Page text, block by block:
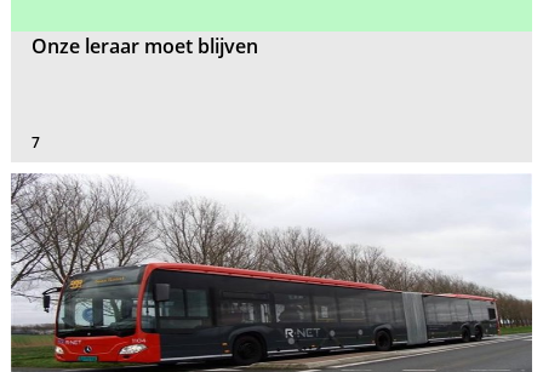
Onze leraar moet blijven
7